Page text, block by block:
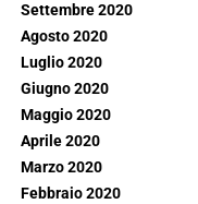
Settembre 2020
Agosto 2020
Luglio 2020
Giugno 2020
Maggio 2020
Aprile 2020
Marzo 2020
Febbraio 2020